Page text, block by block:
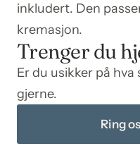
inkludert. Den
kremasjon.
Trenger du
Er du usikker på hva
gjerne.
Ring